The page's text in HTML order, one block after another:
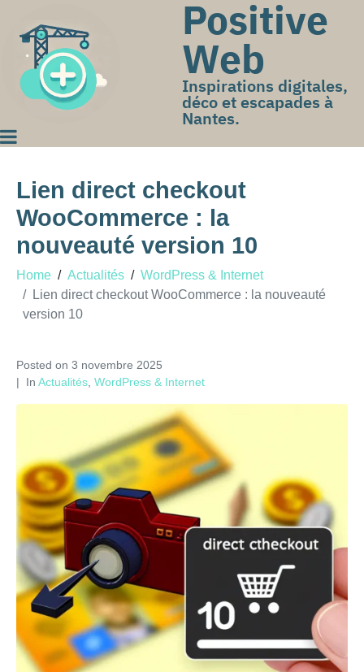
Positive
Web
Inspirations digitales,
déco et escapades à
Nantes.
Lien direct checkout
WooCommerce : la
nouveauté version 10
Home Actualités
WordPress & Internet
Lien direct checkout WooCommerce : la nouveauté
version 10
Posted on 3 novembre 2025
In Actualités WordPress & Internet